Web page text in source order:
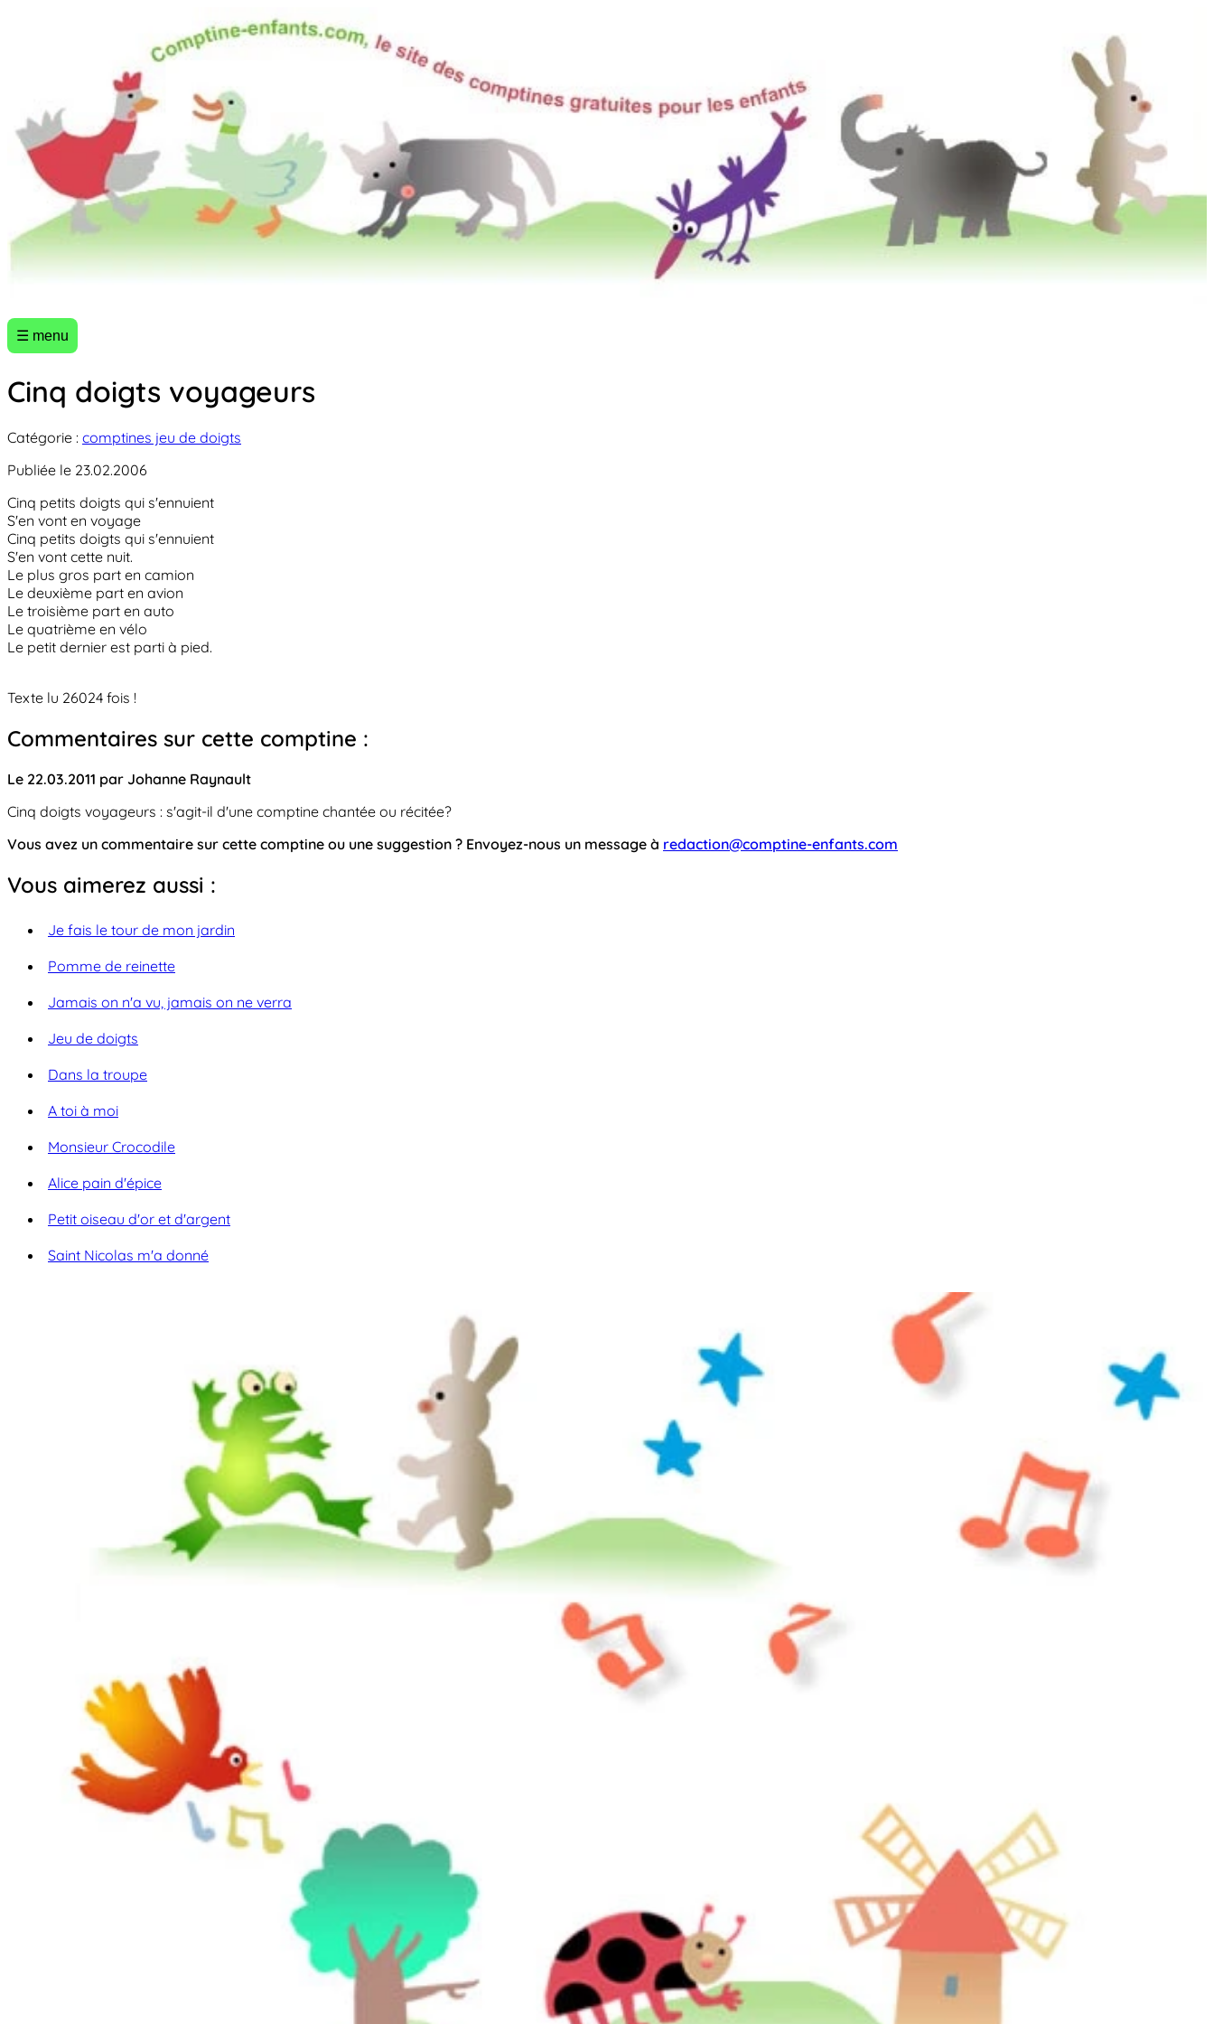
☰ menu
Cinq doigts voyageurs
Catégorie : comptines jeu de doigts
Publiée le 23.02.2006
Cinq petits doigts qui s'ennuient
S'en vont en voyage
Cinq petits doigts qui s'ennuient
S'en vont cette nuit.
Le plus gros part en camion
Le deuxième part en avion
Le troisième part en auto
Le quatrième en vélo
Le petit dernier est parti à pied.
Texte lu 26024 fois !
Commentaires sur cette comptine :
Le 22.03.2011 par Johanne Raynault
Cinq doigts voyageurs : s'agit-il d'une comptine chantée ou récitée?
Vous avez un commentaire sur cette comptine ou une suggestion ? Envoyez-nous un message à redaction@comptine-enfants.com
Vous aimerez aussi :
Je fais le tour de mon jardin
Pomme de reinette
Jamais on n'a vu, jamais on ne verra
Jeu de doigts
Dans la troupe
A toi à moi
Monsieur Crocodile
Alice pain d'épice
Petit oiseau d'or et d'argent
Saint Nicolas m'a donné